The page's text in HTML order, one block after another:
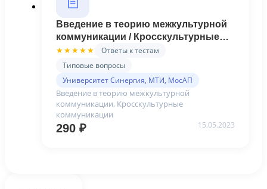
Введение в теорию межкультурной
коммуникации / Кросскультурные
коммуникации - Ответы на тест
Синергия
★★★★★
Ответы к тестам
Типовые вопросы
Университет Синергия, МТИ, МосАП
Введение в теорию межкультурной
коммуникации, Кросскультурные
коммуникации
290 ₽ 15.05.2023